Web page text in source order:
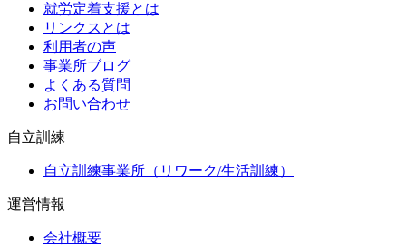
就労定着支援とは
リンクスとは
利用者の声
事業所ブログ
よくある質問
お問い合わせ
自立訓練
自立訓練事業所（リワーク/生活訓練）
運営情報
会社概要